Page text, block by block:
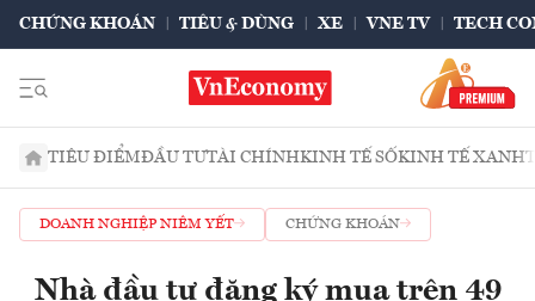
CHỨNG KHOÁN TIÊU & DÙNG XE VNE TV TECH
TIÊU ĐIỂMĐẦU TƯTÀI CHÍNHKINH TẾ SỐKINH TẾ XANH
DOANH NGHIỆP NIÊM YẾT CHỨNG KHOÁN
Nhà đầu tư đăng ký mua trên 49